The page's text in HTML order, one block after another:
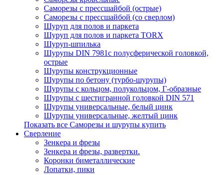
Саморезы с прессшайбой (острые)
Саморезы с прессшайбой (со сверлом)
Шуруп для полов и паркета
Шуруп для полов и паркета TORX
Шуруп-шпилька
Шурупы DIN 7981с полусферической головкой,
острые
Шурупы конструкционные
Шурупы по бетону (турбо-шурупы)
Шурупы с кольцом, полукольцом, Г-образные
Шурупы с шестигранной головкой DIN 571
Шурупы универсальные, белый цинк
Шурупы универсальные, желтый цинк
Показать все Саморезы и шурупы купить
Сверление
Зенкера и фрезы
Зенкера и фрезы, развертки.
Коронки биметаллические
Лопатки, пики